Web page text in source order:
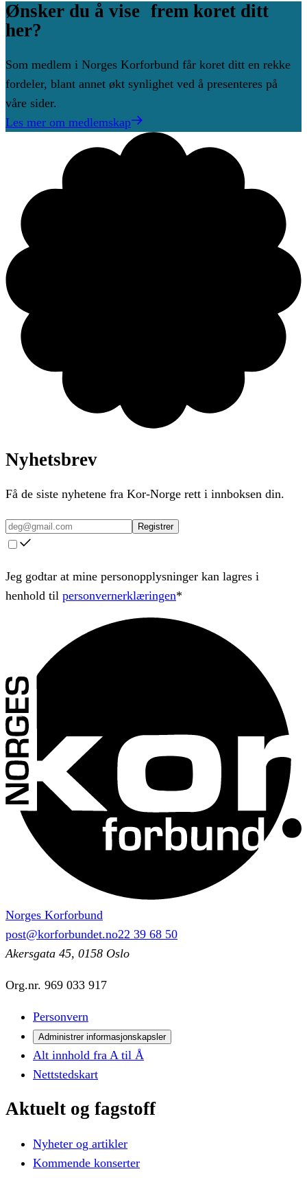
Ønsker du å vise frem koret ditt
her?
Som medlem i Norges Korforbund får koret ditt en rekke
fordeler, blant annet økt synlighet ved å presenteres på
våre sider.
Les mer om medlemskap
Nyhetsbrev
Få de siste nyhetene fra Kor-Norge rett i innboksen din.
Registrer
Jeg godtar at mine personopplysninger kan lagres i
henhold til personvernerklæringen*
Norges Korforbund
post@korforbundet.no22 39 68 50
Akersgata 45, 0158 Oslo
Org.nr. 969 033 917
Personvern
Administrer informasjonskapsler
Alt innhold fra A til Å
Nettstedskart
Aktuelt og fagstoff
Nyheter og artikler
Kommende konserter